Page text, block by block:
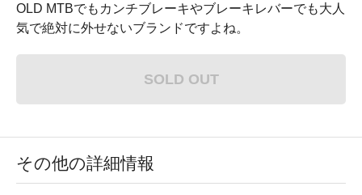
OLD MTBでもカンチブレーキやブレーキレバーでも大人
気で絶対に外せないブランドですよね。
SOLD OUT
その他の詳細情報